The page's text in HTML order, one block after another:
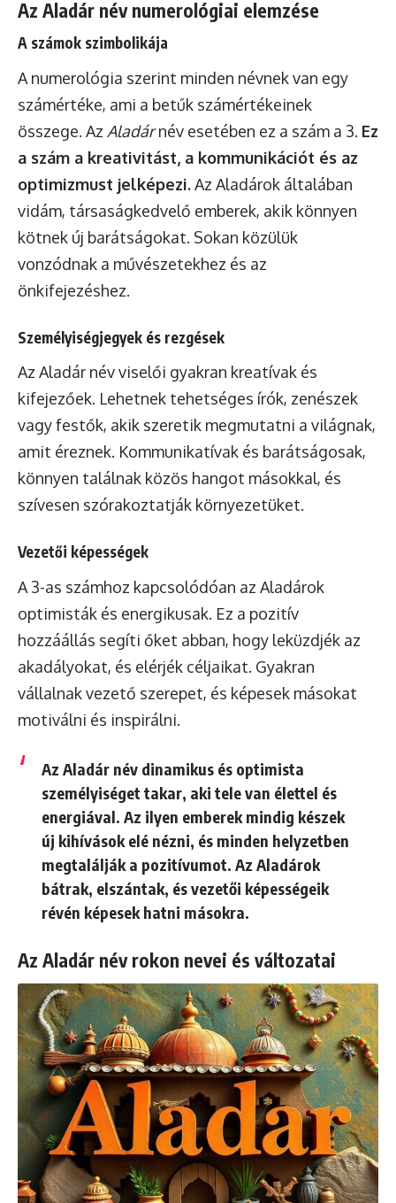
Az Aladár név numerológiai elemzése
A számok szimbolikája
A numerológia szerint minden névnek van egy
számértéke, ami a betűk számértékeinek
összege. Az Aladárnév esetében ez a szám a 3. Ez
a szám a kreativitást, a kommunikációt és az
optimizmust jelképezi.Az Aladárok általában
vidám, társaságkedvelő emberek, akik könnyen
kötnek új barátságokat. Sokan közülük
vonzódnak a művészetekhez és az
önkifejezéshez.
Személyiségjegyek és rezgések
Az Aladár név viselői gyakran kreatívak és
kifejezőek. Lehetnek tehetséges írók, zenészek
vagy festők, akik szeretik megmutatni a világnak,
amit éreznek. Kommunikatívak és barátságosak,
könnyen találnak közös hangot másokkal, és
szívesen szórakoztatják környezetüket.
Vezetői képességek
A 3-as számhoz kapcsolódóan az Aladárok
optimisták és energikusak. Ez a pozitív
hozzáállás segíti őket abban, hogy leküzdjék az
akadályokat, és elérjék céljaikat. Gyakran
vállalnak vezető szerepet, és képesek másokat
motiválni és inspirálni.
Az Aladár név dinamikus és optimista
személyiséget takar, aki tele van élettel és
energiával. Az ilyen emberek mindig készek
új kihívások elé nézni, és minden helyzetben
megtalálják a pozitívumot. Az Aladárok
bátrak, elszántak, és vezetői képességeik
révén képesek hatni másokra.
Az Aladár név rokon nevei és változatai